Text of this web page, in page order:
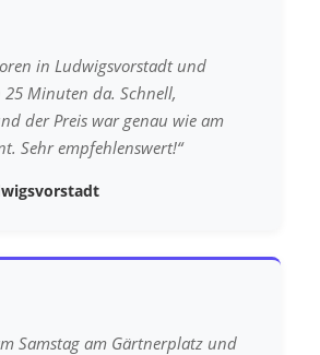
in Ludwigsvorstadt und
Minuten da. Schnell,
der Preis war genau wie am
Sehr empfehlenswert!“
Samstag am Gärtnerplatz und